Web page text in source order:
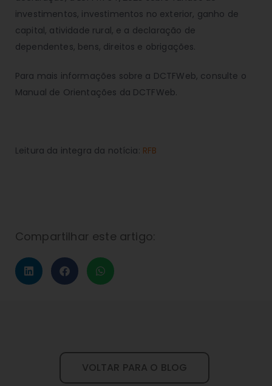
investimentos, investimentos no exterior, ganho de
capital, atividade rural, e a declaração de
dependentes, bens, direitos e obrigações.
Para mais informações sobre a DCTFWeb, consulte o
Manual de Orientações da DCTFWeb.
Leitura da integra da notícia: RFB
Compartilhar este artigo:
VOLTAR PARA O BLOG